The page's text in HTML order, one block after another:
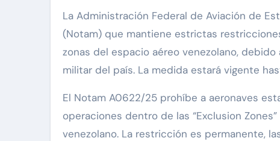
La Administración Federal de Aviación de
(Notam) que mantiene estrictas
zonas del espacio aéreo venezolano,
militar del país. La medida estará vigente
El Notam A0622/25 prohíbe a aeronaves
operaciones dentro de las “Exclusion
venezolano. La restricción es permanente,